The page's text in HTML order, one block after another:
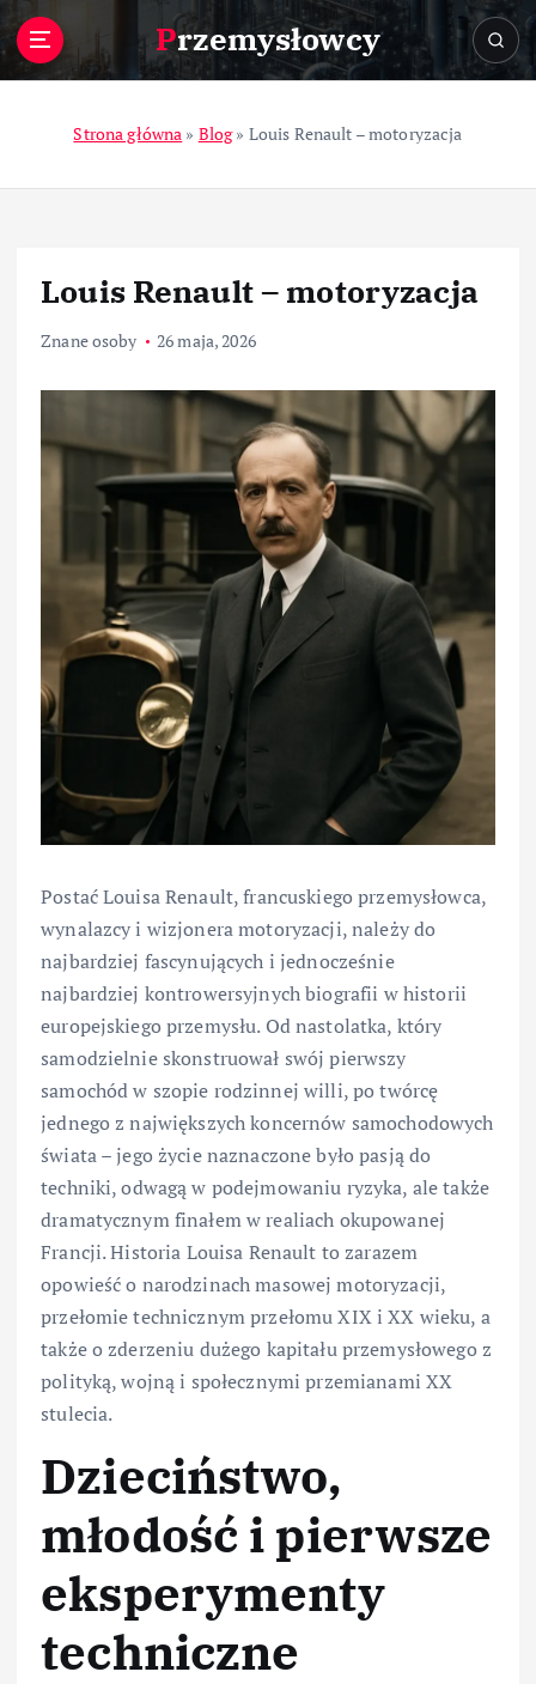
Przemysłowcy
Strona główna » Blog» Louis Renault – motoryzacja
Louis Renault – motoryzacja
Znane osoby 26 maja, 2026
Postać Louisa Renault, francuskiego przemysłowca,
wynalazcy i wizjonera motoryzacji, należy do
najbardziej fascynujących i jednocześnie
najbardziej kontrowersyjnych biografii w historii
europejskiego przemysłu. Od nastolatka, który
samodzielnie skonstruował swój pierwszy
samochód w szopie rodzinnej willi, po twórcę
jednego z największych koncernów samochodowych
świata – jego życie naznaczone było pasją do
techniki, odwagą w podejmowaniu ryzyka, ale także
dramatycznym finałem w realiach okupowanej
Francji. Historia Louisa Renault to zarazem
opowieść o narodzinach masowej motoryzacji,
przełomie technicznym przełomu XIX i XX wieku, a
także o zderzeniu dużego kapitału przemysłowego z
polityką, wojną i społecznymi przemianami XX
stulecia.
Dzieciństwo,
młodość i pierwsze
eksperymenty
techniczne